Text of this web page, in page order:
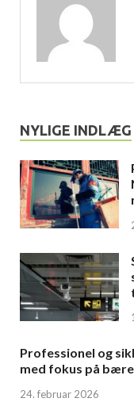
NYLIGE INDLÆG
Professionel og
med fokus på
24. februar 2026